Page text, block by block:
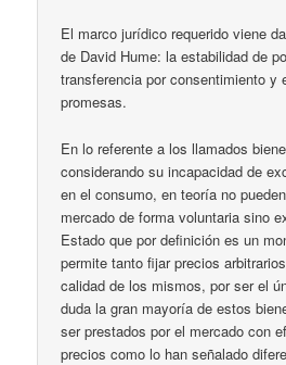
El marco jurídico requerido viene
de David Hume: la estabilidad de
transferencia por consentimiento y
promesas.
En lo referente a los llamados
considerando su incapacidad de
en el consumo, en teoría no
mercado de forma voluntaria sino
Estado que por definición es un
permite tanto fijar precios
calidad de los mismos, por ser el
duda la gran mayoría de estos
ser prestados por el mercado con
precios como lo han señalado